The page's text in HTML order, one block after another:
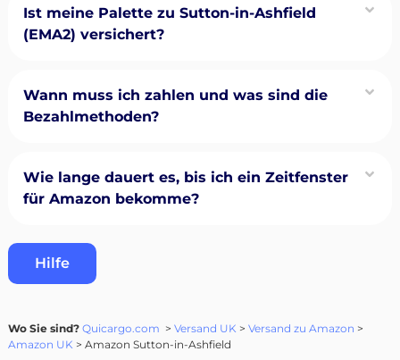
Ist meine Palette zu Sutton-in-Ashfield
(EMA2) versichert?
Wann muss ich zahlen und was sind die
Bezahlmethoden?
Wie lange dauert es, bis ich ein Zeitfenster
für Amazon bekomme?
Hilfe
Wo Sie sind? Quicargo.com > Versand UK > Versand zu Amazon >
Amazon UK > Amazon Sutton-in-Ashfield